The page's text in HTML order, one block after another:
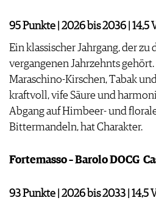
95 Punkte | 2026 bis 2036 | 14,5
Ein klassischer Jahrgang, der zu
vergangenen Jahrzehnts
Maraschino-Kirschen, Tabak
kraftvoll, vife Säure und
Abgang auf Himbeer- und
Bittermandeln, hat Charakter.
Fortemasso – Barolo DOCG
93 Punkte | 2026 bis 2033 | 14,5